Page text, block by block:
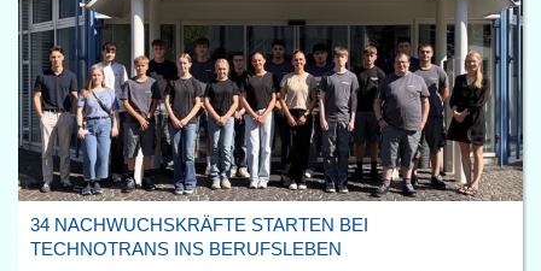
34 NACHWUCHSKRÄFTE STARTEN BEI
TECHNOTRANS INS BERUFSLEBEN